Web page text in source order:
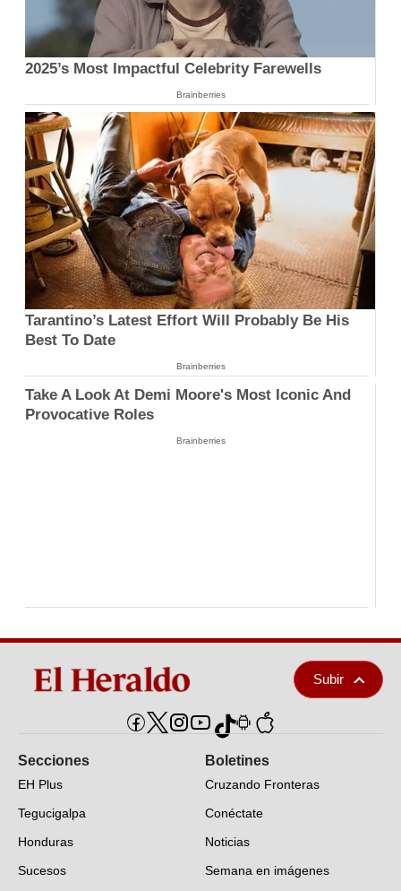
2025’s Most Impactful Celebrity Farewells
Brainberries
Tarantino’s Latest Effort Will Probably Be His
Best To Date
Brainberries
Take A Look At Demi Moore's Most Iconic And
Provocative Roles
Brainberries
Subir
Secciones
EH Plus
Tegucigalpa
Honduras
Sucesos
Boletines
Cruzando Fronteras
Conéctate
Noticias
Semana en imágenes